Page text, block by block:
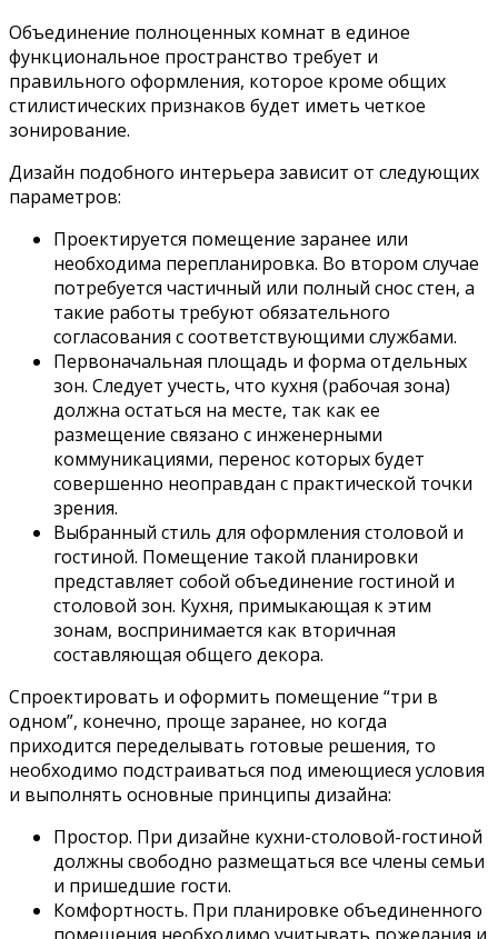
Объединение полноценных комнат в единое
функциональное пространство требует и
правильного оформления, которое кроме общих
стилистических признаков будет иметь четкое
зонирование.
Дизайн подобного интерьера зависит от следующих
параметров:
Проектируется помещение заранее или
необходима перепланировка. Во втором случае
потребуется частичный или полный снос стен, а
такие работы требуют обязательного
согласования с соответствующими службами.
Первоначальная площадь и форма отдельных
зон. Следует учесть, что кухня (рабочая зона)
должна остаться на месте, так как ее
размещение связано с инженерными
коммуникациями, перенос которых будет
совершенно неоправдан с практической точки
зрения.
Выбранный стиль для оформления столовой и
гостиной. Помещение такой планировки
представляет собой объединение гостиной и
столовой зон. Кухня, примыкающая к этим
зонам, воспринимается как вторичная
составляющая общего декора.
Спроектировать и оформить помещение “три в
одном”, конечно, проще заранее, но когда
приходится переделывать готовые решения, то
необходимо подстраиваться под имеющиеся условия
и выполнять основные принципы дизайна:
Простор. При дизайне кухни-столовой-гостиной
должны свободно размещаться все члены семьи
и пришедшие гости.
Комфортность. При планировке объединенного
помещения необходимо учитывать пожелания и